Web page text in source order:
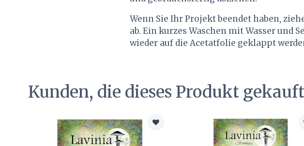
Wenn Sie Ihr Projekt beendet haben,
ab. Ein kurzes Waschen mit Wasser und
wieder auf die Acetatfolie geklappt
Kunden, die dieses Produkt